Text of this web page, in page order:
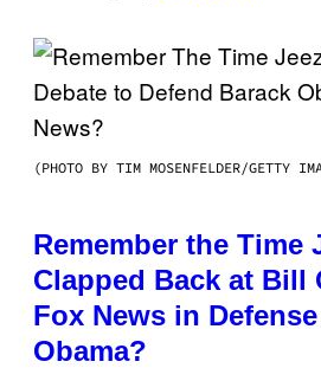
(PHOTO BY TIM MOSENFELDER/GETTY
Remember the Time
Clapped Back at Bill
Fox News in
Obama?